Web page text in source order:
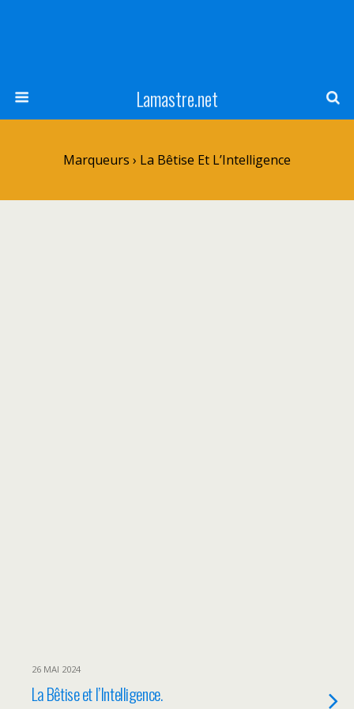
Lamastre.net
Marqueurs › La Bêtise Et L’Intelligence
26 MAI 2024
La Bêtise et l’Intelligence.